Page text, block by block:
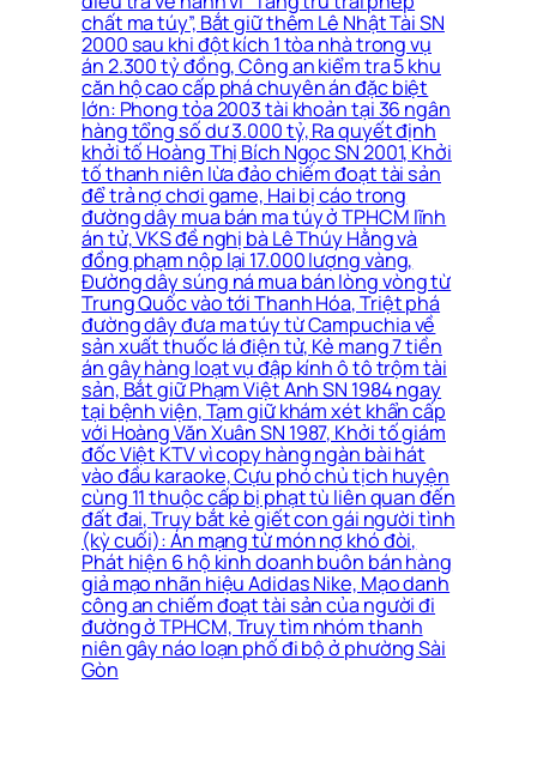
chất ma túy”, Bắt giữ thêm Lê Nhật Tài SN
2000 sau khi đột kích 1 tòa nhà trong vụ
án 2.300 tỷ đồng, Công an kiểm tra 5 khu
căn hộ cao cấp phá chuyên án đặc biệt
lớn: Phong tỏa 2003 tài khoản tại 36 ngân
hàng tổng số dư 3.000 tỷ, Ra quyết định
khởi tố Hoàng Thị Bích Ngọc SN 2001, Khởi
tố thanh niên lừa đảo chiếm đoạt tài sản
để trả nợ chơi game, Hai bị cáo trong
đường dây mua bán ma túy ở TPHCM lĩnh
án tử, VKS đề nghị bà Lê Thúy Hằng và
đồng phạm nộp lại 17.000 lượng vàng,
Đường dây súng ná mua bán lòng vòng từ
Trung Quốc vào tới Thanh Hóa, Triệt phá
đường dây đưa ma túy từ Campuchia về
sản xuất thuốc lá điện tử, Kẻ mang 7 tiền
án gây hàng loạt vụ đập kính ô tô trộm tài
sản, Bắt giữ Phạm Việt Anh SN 1984 ngay
tại bệnh viện, Tạm giữ khám xét khẩn cấp
với Hoàng Văn Xuân SN 1987, Khởi tố giám
đốc Việt KTV vì copy hàng ngàn bài hát
vào đầu karaoke, Cựu phó chủ tịch huyện
cùng 11 thuộc cấp bị phạt tù liên quan đến
đất đai, Truy bắt kẻ giết con gái người tình
(kỳ cuối): Án mạng từ món nợ khó đòi,
Phát hiện 6 hộ kinh doanh buôn bán hàng
giả mạo nhãn hiệu Adidas Nike, Mạo danh
công an chiếm đoạt tài sản của người đi
đường ở TPHCM, Truy tìm nhóm thanh
niên gây náo loạn phố đi bộ ở phường Sài
Gòn